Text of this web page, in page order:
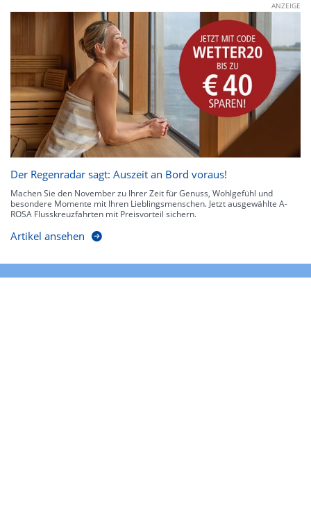
ANZEIGE
Der Regenradar sagt: Auszeit an Bord voraus!
Machen Sie den November zu Ihrer Zeit für Genuss, Wohlgefühl und
besondere Momente mit Ihren Lieblingsmenschen. Jetzt ausgewählte A-
ROSA Flusskreuzfahrten mit Preisvorteil sichern.
Artikel ansehen